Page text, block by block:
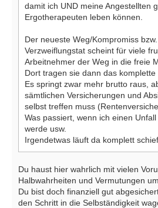
damit ich UND meine Angestellten
Ergotherapeuten leben können.
Der neueste Weg/Kompromiss
Verzweiflungstat scheint für viele
Arbeitnehmer der Weg in die freie
Dort tragen sie dann das komplette
Es springt zwar mehr brutto raus,
sämtlichen Versicherungen und
selbst treffen muss
Was passiert, wenn ich einen
werde usw.
Irgendetwas läuft da komplett
Du haust hier wahrlich mit vielen
Halbwahrheiten und Vermutungen
Du bist doch finanziell gut
den Schritt in die Selbständigkeit